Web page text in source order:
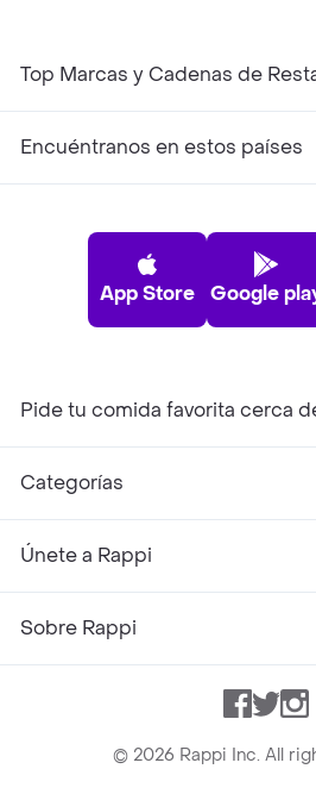
Top Marcas y Cadenas de
Encuéntranos en estos países
App Store Google
Pide tu comida favorita cerca
Categorías
Únete a Rappi
Sobre Rappi
Facebook
Twitter
© 2026 Rappi Inc. All